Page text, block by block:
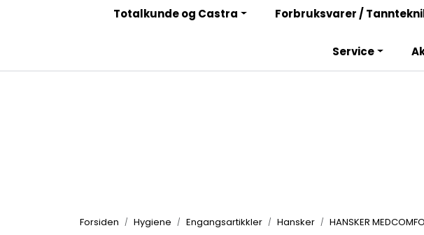
Bli
Totalkunde og Castra Forbruksvarer /
Service
Forsiden Hygiene Engangsartikkler Hansker HANSKER